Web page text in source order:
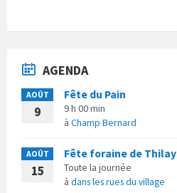
AGENDA
AOÛT
9
Fête du Pain
9 h 00 min
à Champ Bernard
AOÛT
15
Fête foraine de Thilay
Toute la journée
à dans les rues du village